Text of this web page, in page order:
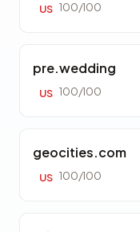
US 100/100
pre.wedding
US 100/100
geocities.com
US 100/100